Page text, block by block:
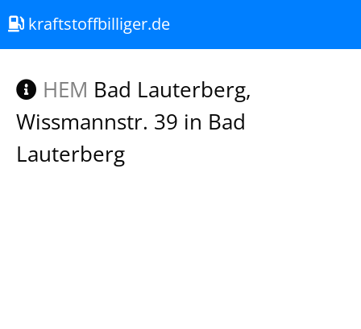
kraftstoffbilliger.de
HEM Bad Lauterberg,
Wissmannstr. 39 in Bad
Lauterberg